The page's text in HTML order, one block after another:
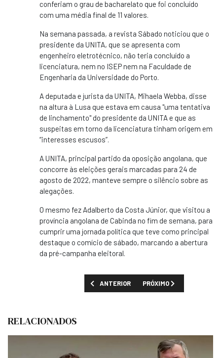
conferiam o grau de bacharelato que foi concluído
com uma média final de 11 valores.
Na semana passada, a revista Sábado noticiou que o
presidente da UNITA, que se apresenta com
engenheiro eletrotécnico, não teria concluído a
licenciatura, nem no ISEP nem na Faculdade de
Engenharia da Universidade do Porto.
A deputada e jurista da UNITA, Mihaela Webba, disse
na altura à Lusa que estava em causa "uma tentativa
de linchamento" do presidente da UNITA e que as
suspeitas em torno da licenciatura tinham origem em
“interesses escusos”.
A UNITA, principal partido da oposição angolana, que
concorre às eleições gerais marcadas para 24 de
agosto de 2022, manteve sempre o silêncio sobre as
alegações.
O mesmo fez Adalberto da Costa Júnior, que visitou a
província angolana de Cabinda no fim de semana, para
cumprir uma jornada política que teve como principal
destaque o comício de sábado, marcando a abertura
da pré-campanha eleitoral.
ARTIGO ANTERIOR: RESTOS MORTAIS DE
ANTERIOR PRÓXIMO ARTIGO:
PRÓXIMO
RELACIONADOS